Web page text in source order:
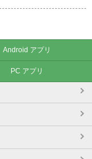
Android アプリ
PC アプリ